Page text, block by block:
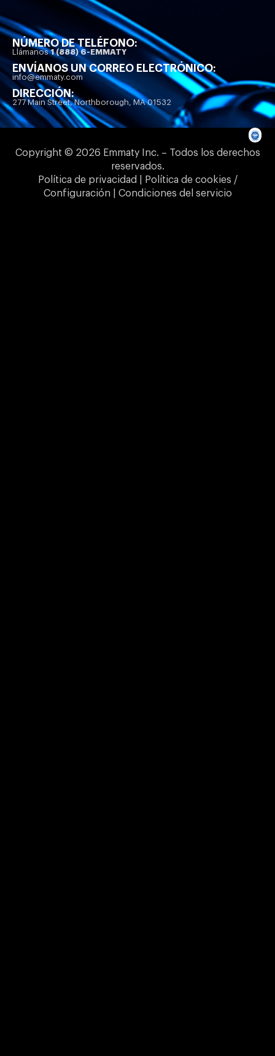
NÚMERO DE TELÉFONO:
Llámanos1 (888) 6-EMMATY
ENVÍANOS UN CORREO ELECTRÓNICO:
info@emmaty.com
DIRECCIÓN:
277 Main Street, Northborough, MA 01532
Copyright © 2026 Emmaty Inc. – Todos los derechos
reservados.
Política de privacidad | Política de cookies /
Configuración | Condiciones del servicio